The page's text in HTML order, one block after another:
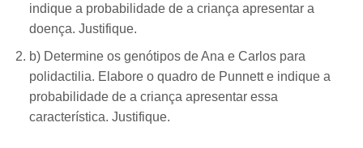
indique a probabilidade de a criança apresentar a
doença. Justifique.
b) Determine os genótipos de Ana e Carlos para
polidactilia. Elabore o quadro de Punnett e indique a
probabilidade de a criança apresentar essa
característica. Justifique.